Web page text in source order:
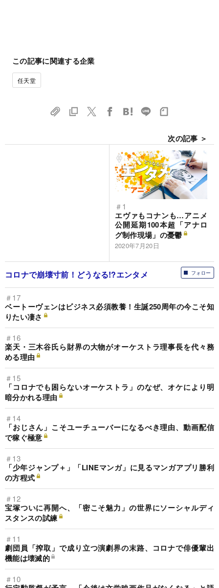
この記事に関連する企業
任天堂
次の記事 ＞
＃1
エヴァもコナンも…アニメ
公開延期100本超「アナロ
グ制作現場」の憂鬱
2020年7月20日
フォロー
コロナで崩壊寸前！どうなる!?エンタメ
＃17
ベートーヴェンはビジネス必須教養！生誕250周年の今こそ知
りたい凄さ
＃16
楽天・三木谷氏ら財界の大物がオーケストラ理事長を代々務
める理由
＃15
「コロナでも困らないオーケストラ」のなぜ、オケにより明
暗分かれる理由
＃14
「おじさん」こそユーチューバーになるべき理由、動画配信
で稼ぐ極意
＃13
「少年ジャンプ＋」「LINEマンガ」に見るマンガアプリ勝利
の方程式
＃12
宝塚ついに再開へ、「密こそ魅力」の世界にソーシャルディ
スタンスの試練
＃11
劇団員「搾取」で成り立つ演劇界の末路、コロナで俳優輩出
機能は壊滅的
＃10